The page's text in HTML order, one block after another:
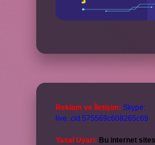
Reklam ve İletişim: Skype:
live:.cid.575569c608265c69
Yasal Uyarı: Bu internet